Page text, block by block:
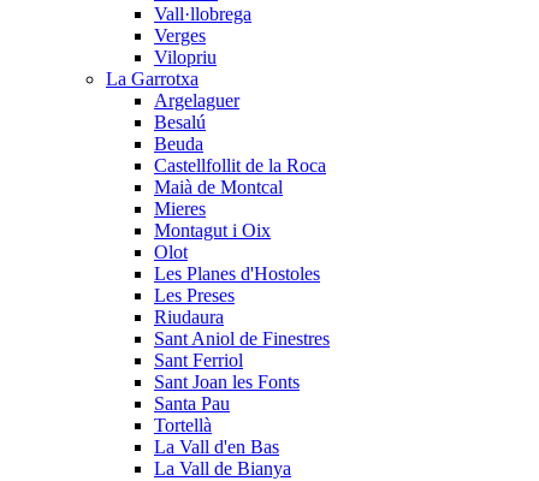
Vall·llobrega
Verges
Vilopriu
La Garrotxa
Argelaguer
Besalú
Beuda
Castellfollit de la Roca
Maià de Montcal
Mieres
Montagut i Oix
Olot
Les Planes d'Hostoles
Les Preses
Riudaura
Sant Aniol de Finestres
Sant Ferriol
Sant Joan les Fonts
Santa Pau
Tortellà
La Vall d'en Bas
La Vall de Bianya